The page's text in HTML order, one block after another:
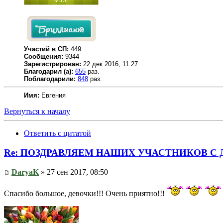
Участий в СП: 449
Сообщения: 9344
Зарегистрирован: 22 дек 2016, 11:27
Благодарил (а): 655 раз.
Поблагодарили: 848 раз.
Имя: Евгения
Вернуться к началу
Ответить с цитатой
Re: ПОЗДРАВЛЯЕМ НАШИХ УЧАСТНИКОВ
DaryaK » 27 сен 2017, 08:50
Спасибо большое, девочки!!! Очень приятно!!!